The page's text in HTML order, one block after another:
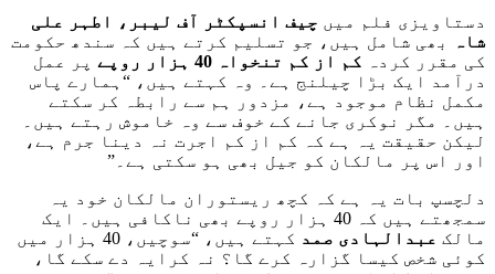
دستاویزی فلم میں چیف انسپکٹر آف لیبر، اطہر علی
شاہ
بھی شامل ہیں، جو تسلیم کرتے ہیں کہ سندھ حکومت
کی مقرر کردہ کم از کم تنخواہ 40 ہزار روپے
پر عمل
درآمد ایک بڑا چیلنج ہے۔ وہ کہتے ہیں، “ہمارے پاس
مکمل نظام موجود ہے، مزدور ہم سے رابطہ کر سکتے
ہیں۔ مگر نوکری جانے کے خوف سے وہ خاموش رہتے ہیں۔
لیکن حقیقت یہ ہے کہ کم از کم اجرت نہ دینا جرم ہے،
اور اس پر مالکان کو جیل بھی ہو سکتی ہے۔”
دلچسپ بات یہ ہے کہ کچھ ریستوران مالکان خود یہ
سمجھتے ہیں کہ 40 ہزار روپے بھی ناکافی ہیں۔ ایک
مالک عبدالہادی صمد
کہتے ہیں، “سوچیں، 40 ہزار میں
کوئی شخص کیسا گزارہ کرے گا؟ نہ کرایہ دے سکے گا،